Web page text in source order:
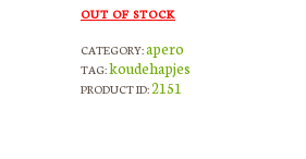
OUT OF STOCK
CATEGORY:apero
TAG:koudehapjes
PRODUCT ID: 2151